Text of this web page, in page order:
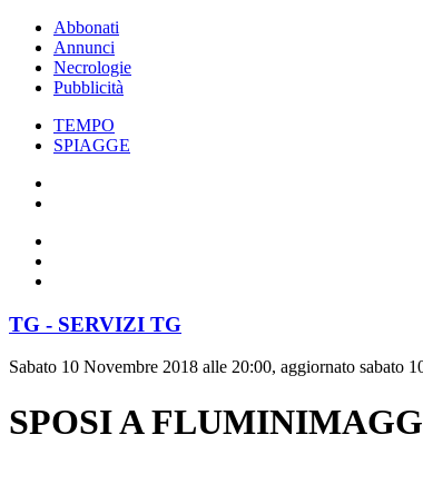
Abbonati
Annunci
Necrologie
Pubblicità
TEMPO
SPIAGGE
TG - SERVIZI TG
Sabato 10 Novembre 2018 alle 20:00, aggiornato sabato
SPOSI A